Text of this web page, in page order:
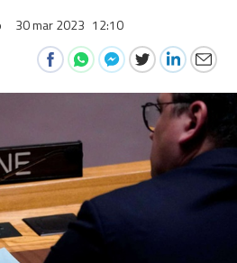
30 mar 2023 12:10